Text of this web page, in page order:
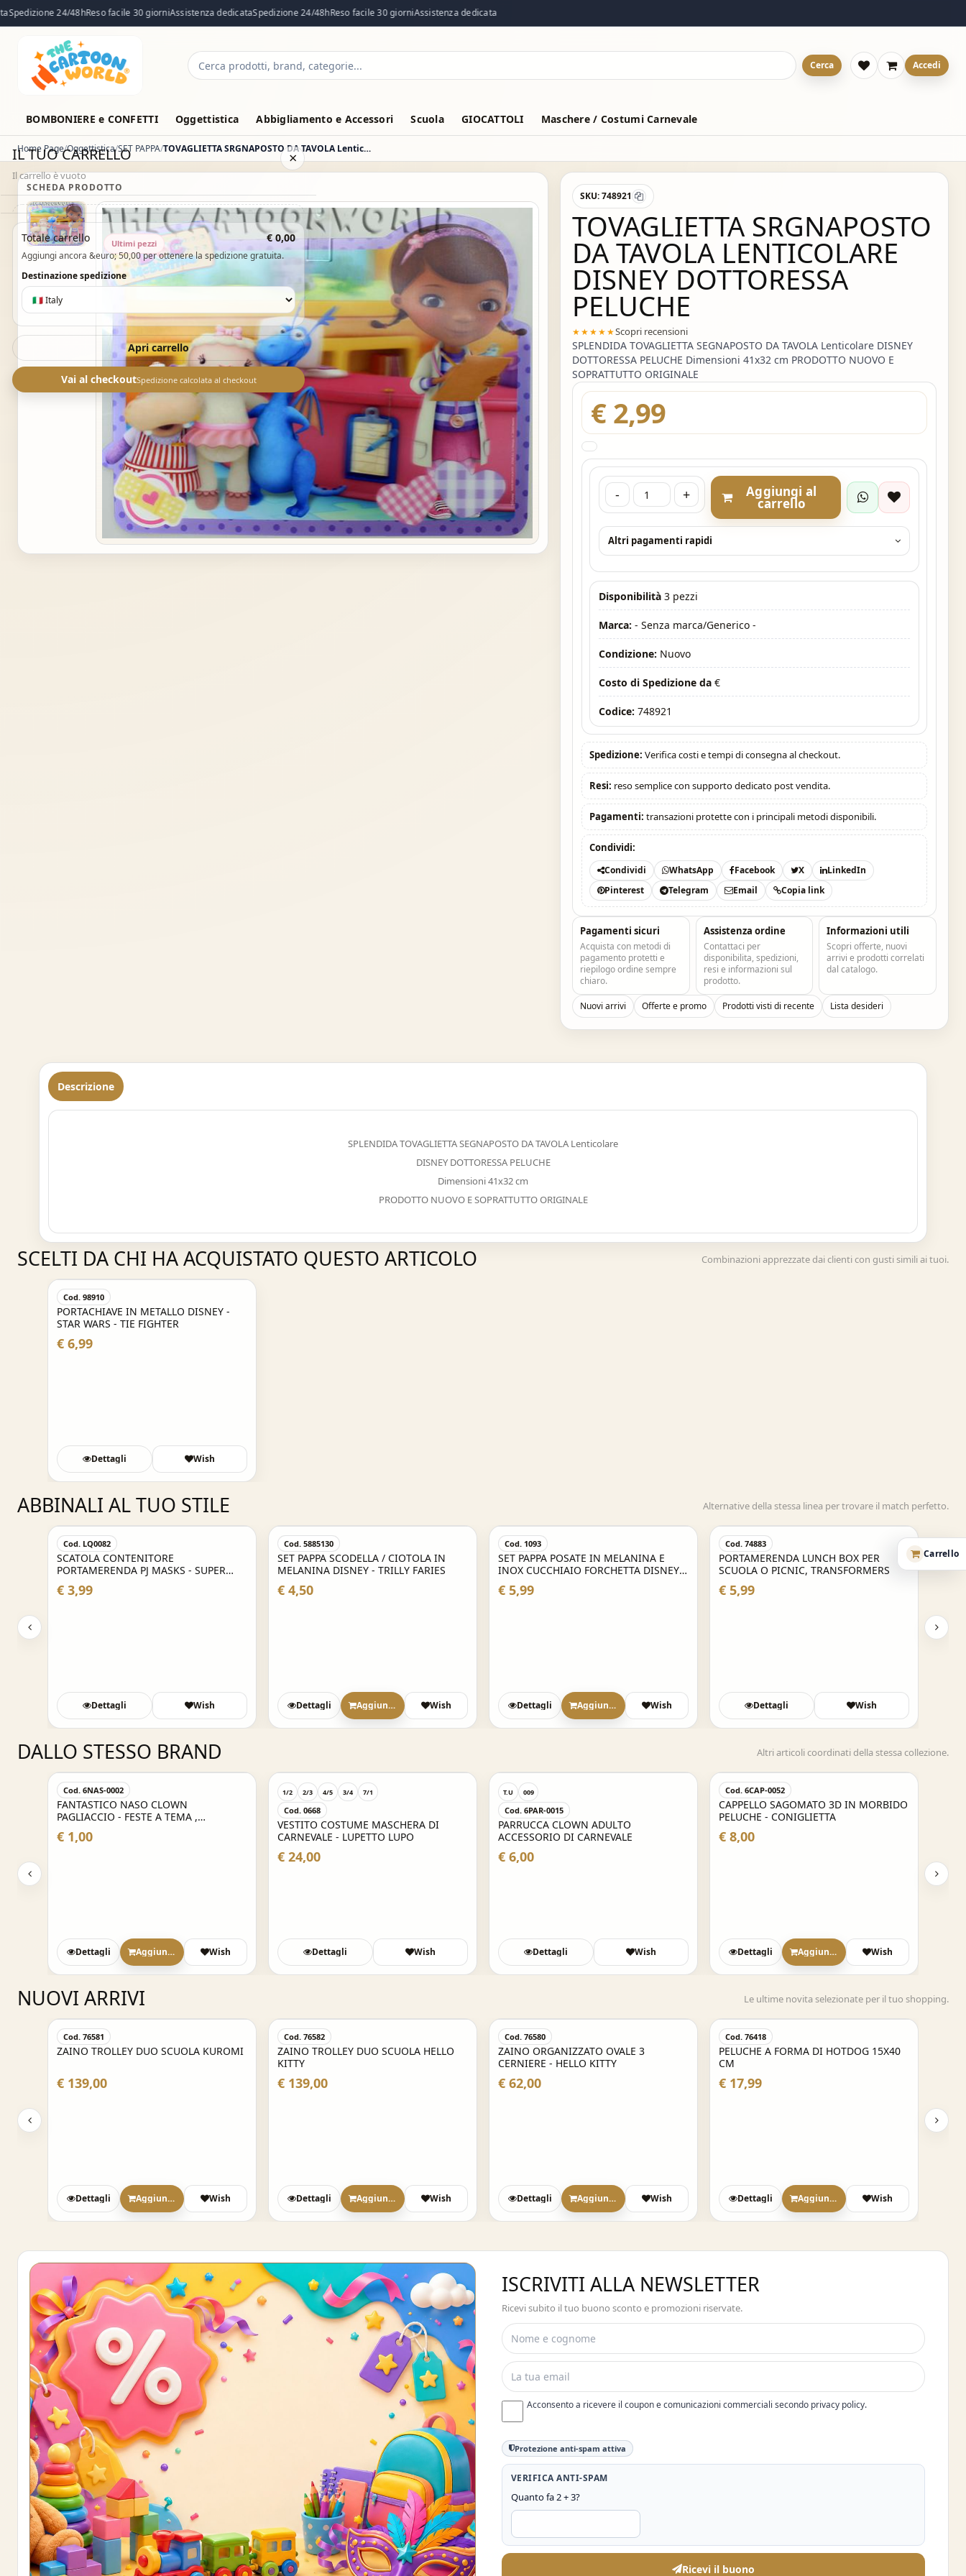
24/48hReso facile 30 giorniAssistenza dedicataSpedizione 24/48hReso facile 30 giorniAssistenza dedicata
Cerca
Cerca Accedi
BOMBONIERE e CONFETTI Oggettistica Abbigliamento e Accessori Scuola GIOCATTOLI Maschere / Costumi Carnevale
IL TUO CARRELLO
Il carrello è vuoto
×
Il carrello è vuoto. Esplora il catalogo e aggiungi i prodotti che
desideri.
Vai al catalogo
Totale carrello € 0,00
Aggiungi ancora &euro; 50,00 per ottenere la spedizione gratuita.
Destinazione spedizione
Apri carrello
Vai al checkoutSpedizione calcolata al checkout
Carrello
Home Page Oggettistica SET PAPPA TOVAGLIETTA SRGNAPOSTO DA TAVOLA Lenticolare DISNEY DOTTORESSA PELUCHE
SCHEDA PRODOTTO
Ultimi pezzi
SKU:748921
TOVAGLIETTA SRGNAPOSTO
DA TAVOLA LENTICOLARE
DISNEY DOTTORESSA
PELUCHE
★★★★★Scopri recensioni
SPLENDIDA TOVAGLIETTA SEGNAPOSTO DA TAVOLA Lenticolare DISNEY
DOTTORESSA PELUCHE Dimensioni 41x32 cm PRODOTTO NUOVO E
SOPRATTUTTO ORIGINALE
€ 2,99
- + Aggiungi al
carrello
Altri pagamenti rapidi
Disponibilità 3 pezzi
Marca: - Senza marca/Generico -
Condizione: Nuovo
Costo di Spedizione da €
Codice:748921
Spedizione: Verifica costi e tempi di consegna al checkout.
Resi: reso semplice con supporto dedicato post vendita.
Pagamenti: transazioni protette con i principali metodi disponibili.
Condividi:
Condividi WhatsApp Facebook X
LinkedIn
Pinterest
Telegram Email Copia link
Pagamenti sicuri
Acquista con metodi di
pagamento protetti e
riepilogo ordine sempre
chiaro.
Assistenza ordine
Contattaci per
disponibilita, spedizioni,
resi e informazioni sul
prodotto.
Informazioni utili
Scopri offerte, nuovi
arrivi e prodotti correlati
dal catalogo.
Nuovi arrivi Offerte e promo Prodotti visti di recente Lista desideri
Descrizione
SPLENDIDA TOVAGLIETTA SEGNAPOSTO DA TAVOLA Lenticolare
DISNEY DOTTORESSA PELUCHE
Dimensioni 41x32 cm
PRODOTTO NUOVO E SOPRATTUTTO ORIGINALE
SCELTI DA CHI HA ACQUISTATO QUESTO ARTICOLO Combinazioni apprezzate dai clienti con gusti simili ai tuoi.
Acquisto Veloce
Cod. 98910
PORTACHIAVE IN METALLO DISNEY -
STAR WARS - TIE FIGHTER
€ 6,99
Dettagli Wish
ABBINALI AL TUO STILE Alternative della stessa linea per trovare il match perfetto.
Acquisto Veloce
Cod. LQ0082
SCATOLA CONTENITORE
PORTAMERENDA PJ MASKS - SUPER
PIGIAMINI
€ 3,99
Dettagli Wish
Cod. 5885130
SET PAPPA SCODELLA / CIOTOLA IN
MELANINA DISNEY - TRILLY FARIES
€ 4,50
Dettagli Aggiungi Wish
Cod. 1093
SET PAPPA POSATE IN MELANINA E
INOX CUCCHIAIO FORCHETTA DISNEY
POWER RANGERS
€ 5,99
Dettagli Aggiungi Wish
Acquisto Veloce
Cod. 74883
PORTAMERENDA LUNCH BOX PER
SCUOLA O PICNIC, TRANSFORMERS
€ 5,99
Dettagli Wish
DALLO STESSO BRAND Altri articoli coordinati della stessa collezione.
Cod. 6NAS-0002
FANTASTICO NASO CLOWN
PAGLIACCIO - FESTE A TEMA ,
CARNEVALE , PARTY E NON SOLO
€ 1,00
Dettagli Aggiungi Wish
1/2 2/3 4/5 3/4 7/1
Cod. 0668
VESTITO COSTUME MASCHERA DI
CARNEVALE - LUPETTO LUPO
€ 24,00
Dettagli Wish
T.U 009
Cod. 6PAR-0015
PARRUCCA CLOWN ADULTO
ACCESSORIO DI CARNEVALE
€ 6,00
Dettagli Wish
Cod. 6CAP-0052
CAPPELLO SAGOMATO 3D IN MORBIDO
PELUCHE - CONIGLIETTA
€ 8,00
Dettagli Aggiungi Wish
NUOVI ARRIVI Le ultime novita selezionate per il tuo shopping.
Cod. 76581
ZAINO TROLLEY DUO SCUOLA KUROMI
€ 139,00
Dettagli Aggiungi Wish
Cod. 76582
ZAINO TROLLEY DUO SCUOLA HELLO
KITTY
€ 139,00
Dettagli Aggiungi Wish
Cod. 76580
ZAINO ORGANIZZATO OVALE 3
CERNIERE - HELLO KITTY
€ 62,00
Dettagli Aggiungi Wish
Cod. 76418
PELUCHE A FORMA DI HOTDOG 15X40
CM
€ 17,99
Dettagli Aggiungi Wish
ISCRIVITI ALLA NEWSLETTER
Ricevi subito il tuo buono sconto e promozioni riservate.
Acconsento a ricevere il coupon e comunicazioni commerciali secondo privacy policy.
Protezione anti-spam attiva
VERIFICA ANTI-SPAM
Quanto fa 2 + 3?
Ricevi il buono